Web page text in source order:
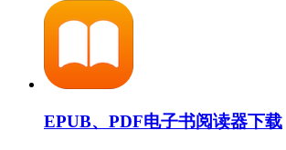
EPUB、PDF电子书阅读器下载